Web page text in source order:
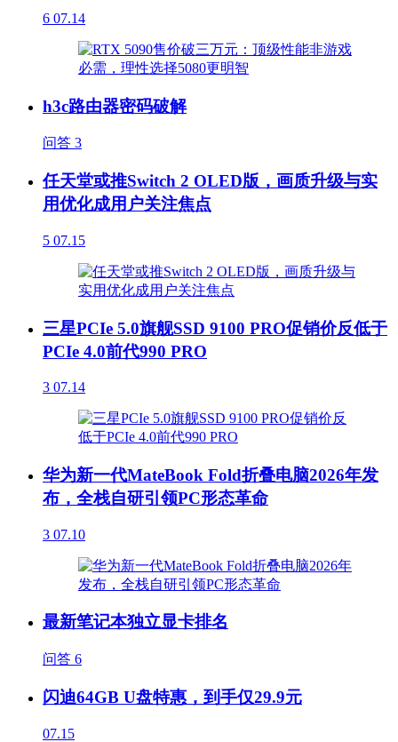
6 07.14
h3c路由器密码破解
问答 3
任天堂或推Switch 2 OLED版，画质升级与实
用优化成用户关注焦点
5 07.15
三星PCIe 5.0旗舰SSD 9100 PRO促销价反低于
PCIe 4.0前代990 PRO
3 07.14
华为新一代MateBook Fold折叠电脑2026年发
布，全栈自研引领PC形态革命
3 07.10
最新笔记本独立显卡排名
问答 6
闪迪64GB U盘特惠，到手仅29.9元
07.15